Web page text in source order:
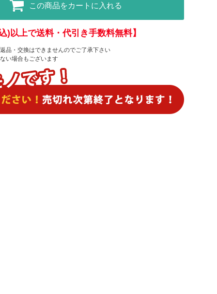
この商品をカートに入れる
)以上で送料・代引き手数料無料】
品・交換はできませんのでご了承下さい
い場合もございます